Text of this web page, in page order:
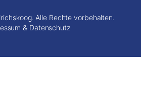
Alle Rechte vorbehalten.
& Datenschutz